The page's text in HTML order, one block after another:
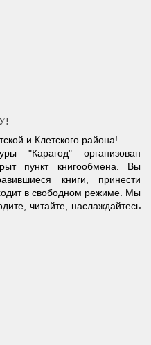
и Клетского района!
"Карагод" организован
пункт книгообмена. Вы
книги, принести
в свободном режиме. Мы
читайте, наслаждайтесь